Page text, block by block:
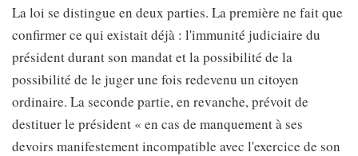
La loi se distingue en deux parties. La première ne fait que
confirmer ce qui existait déjà : l'immunité judiciaire du
président durant son mandat et la possibilité de la
possibilité de le juger une fois redevenu un citoyen
ordinaire. La seconde partie, en revanche, prévoit de
destituer le président « en cas de manquement à ses
devoirs manifestement incompatible avec l'exercice de son